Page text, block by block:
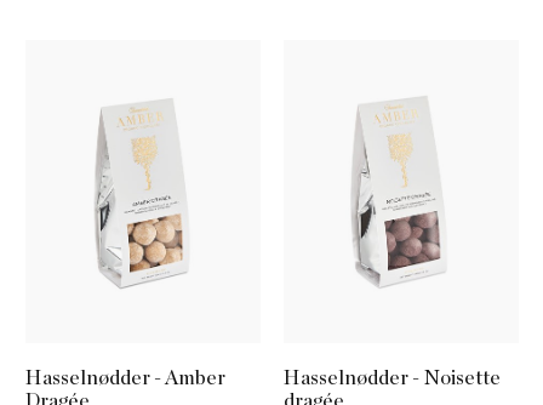
Hasselnødder - Amber
Dragée
Hasselnødder - Noisette
dragée